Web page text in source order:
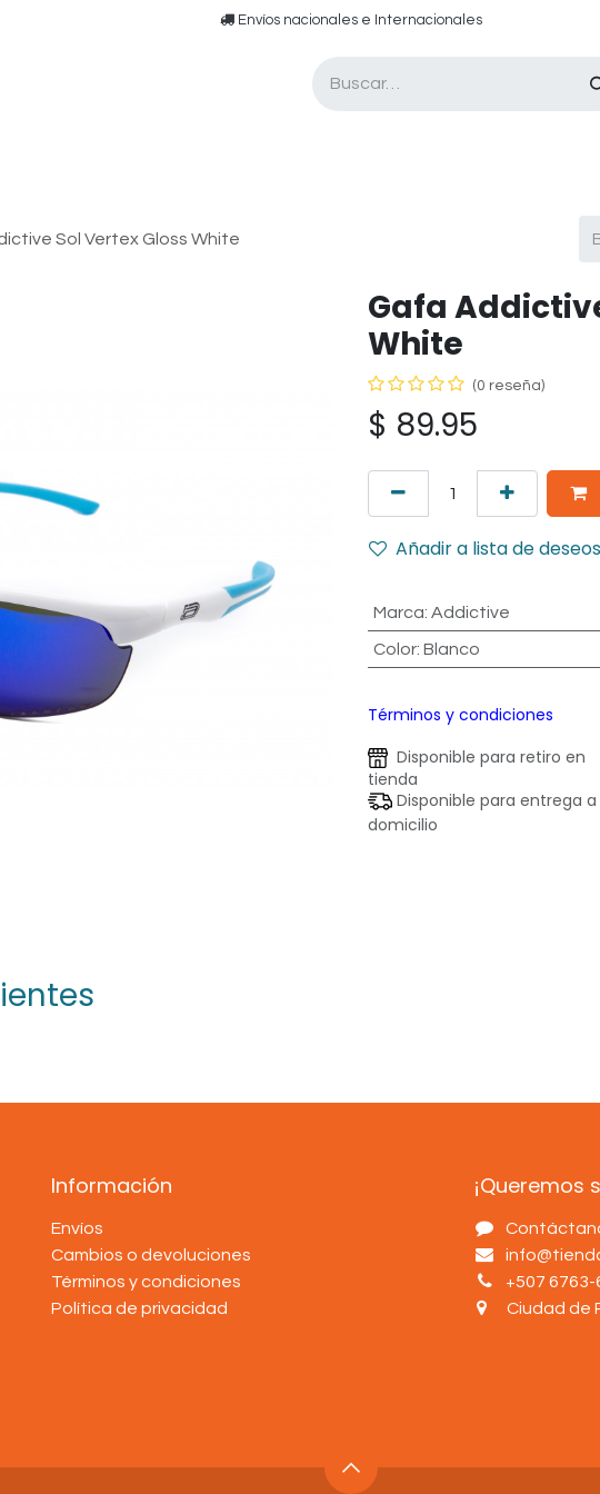
​​ E​nvíos nacionales e ​​​Internacionales​
Sol Vertex Gloss White
Gafa
White
(0 reseña)
$ 89.95
Añadir a lista de deseos
Marca: Addictive
Color: Blanco
Términos y condiciones
Disponible para retiro en
tienda
Disponible para entrega a
domicilio
Información
Envíos
Cambios o devoluciones
Términos y condiciones
Política de privacidad
¡Queremos
+507 6763-
Ciudad de